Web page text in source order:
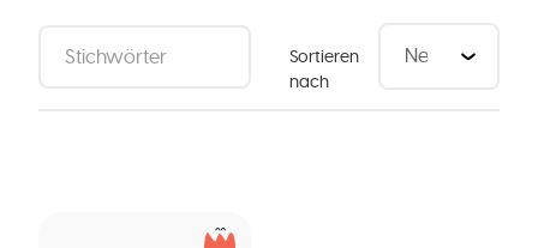
Sortieren
nach